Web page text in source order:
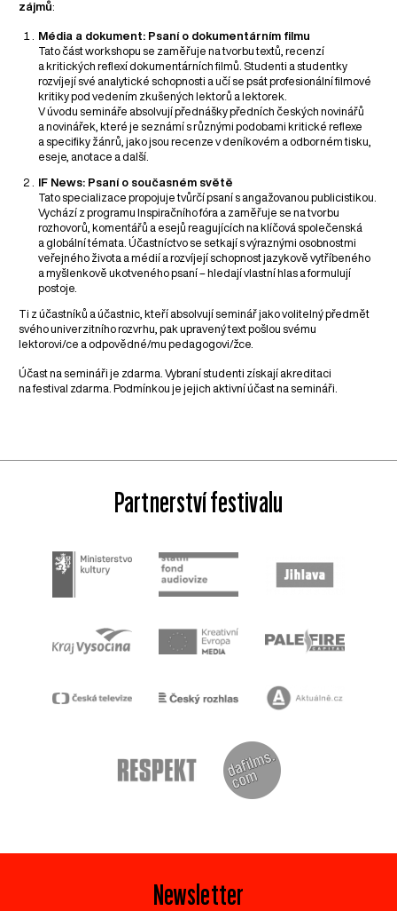
zájmů:
Média a dokument: Psaní o dokumentárním filmu
Tato část workshopu se zaměřuje na tvorbu textů, recenzí
a kritických reflexí dokumentárních filmů. Studenti a studentky
rozvíjejí své analytické schopnosti a učí se psát profesionální filmové
kritiky pod vedením zkušených lektorů a lektorek.
V úvodu semináře absolvují přednášky předních českých novinářů
a novinářek, které je seznámí s různými podobami kritické reflexe
a specifiky žánrů, jako jsou recenze v deníkovém a odborném tisku,
eseje, anotace a další.
IF News: Psaní o současném světě
Tato specializace propojuje tvůrčí psaní s angažovanou publicistikou.
Vychází z programu Inspiračního fóra a zaměřuje se na tvorbu
rozhovorů, komentářů a esejů reagujících na klíčová společenská
a globální témata. Účastníctvo se setkají s výraznými osobnostmi
veřejného života a médií a rozvíjejí schopnost jazykově vytříbeného
a myšlenkově ukotveného psaní – hledají vlastní hlas a formulují
postoje.
Ti z účastníků a účastnic, kteří absolvují seminář jako volitelný předmět
svého univerzitního rozvrhu, pak upravený text pošlou svému
lektorovi/ce a odpovědné/mu pedagogovi/žce.
Účast na semináři je zdarma. Vybraní studenti získají akreditaci
na festival zdarma. Podmínkou je jejich aktivní účast na semináři.
Partnerství festivalu
Newsletter